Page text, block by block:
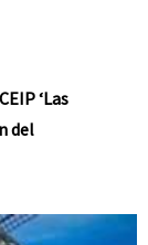
‘Las
del